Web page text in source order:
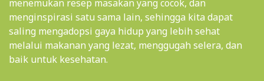
menemukan resep masakan yang cocok, dan
menginspirasi satu sama lain, sehingga kita dapat
saling mengadopsi gaya hidup yang lebih sehat
melalui makanan yang lezat, menggugah selera, dan
baik untuk kesehatan.